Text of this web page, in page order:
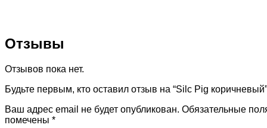
Отзывы
Отзывов пока нет.
Будьте первым, кто оставил отзыв на “Silc Pig коричневый”
Ваш адрес email не будет опубликован. Обязательные
помечены *